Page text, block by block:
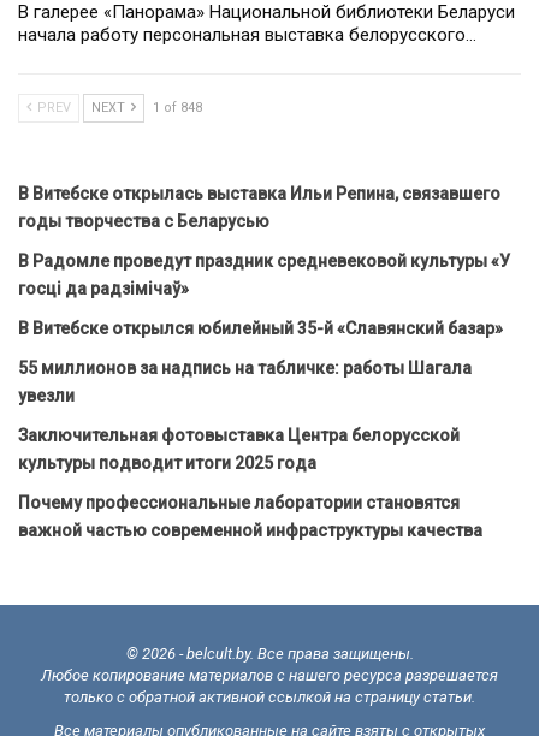
В галерее «Панорама» Национальной библиотеки Беларуси
начала работу персональная выставка белорусского…
PREV NEXT 1 of 848
В Витебске открылась выставка Ильи Репина, связавшего
годы творчества с Беларусью
В Радомле проведут праздник средневековой культуры «У
госці да радзімічаў»
В Витебске открылся юбилейный 35-й «Славянский базар»
55 миллионов за надпись на табличке: работы Шагала
увезли
Заключительная фотовыставка Центра белорусской
культуры подводит итоги 2025 года
Почему профессиональные лаборатории становятся
важной частью современной инфраструктуры качества
© 2026 - belcult.by. Все права защищены.
Любое копирование материалов с нашего ресурса разрешается
только с обратной активной ссылкой на страницу статьи.
Все материалы опубликованные на сайте взяты с открытых